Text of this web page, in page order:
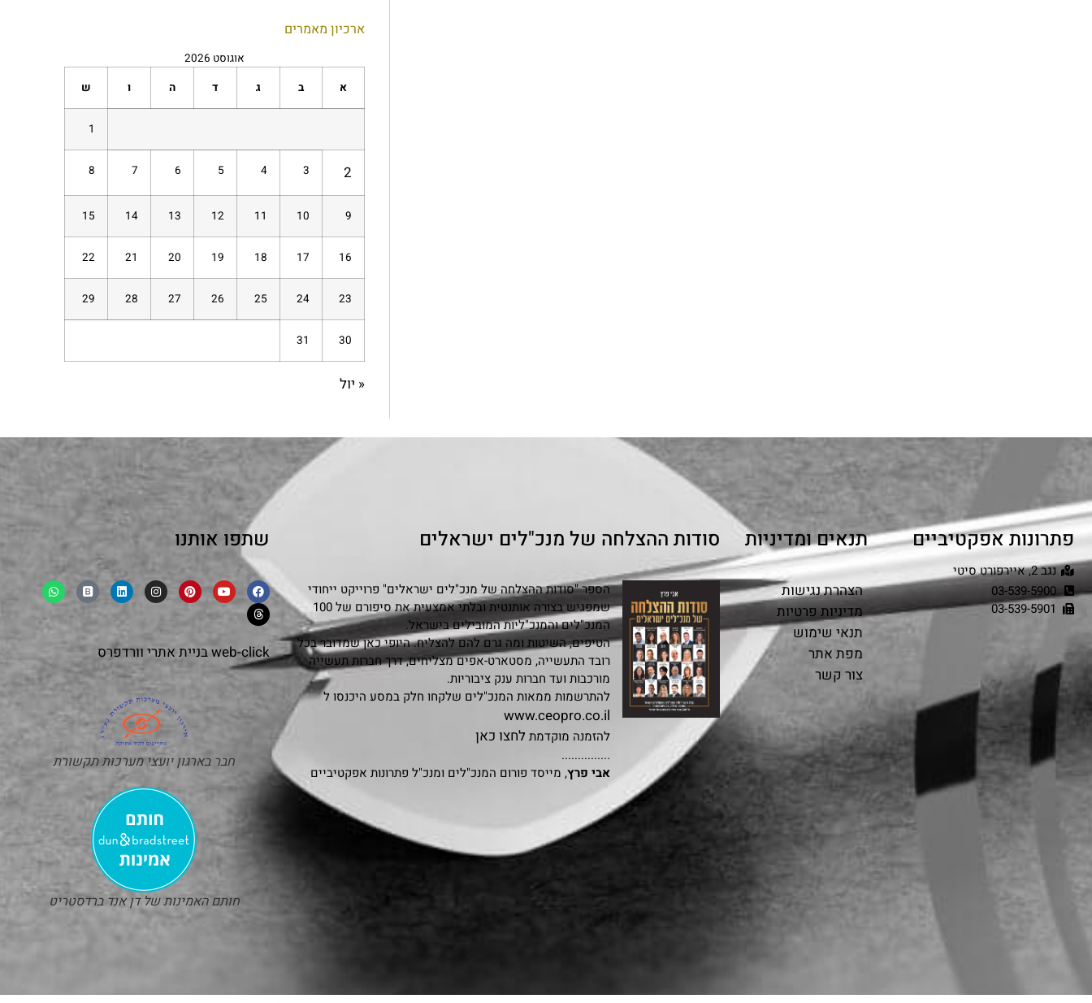
ארכיון מאמרים
אוגוסט 2026
א
ב ג ד ה ו ש
1
2
3
4
5
6
7
8
9
10
11
12
13
14
15
16
17
18
19
20
21
22
23
24
25
26
27
28
29
30
31
« יול
פתרונות אפקטיביים
נגב 2, איירפורט סיטי
03-539-5900
03-539-5901
תנאים ומדיניות
הצהרת נגישות
מדיניות פרטיות
תנאי שימוש
מפת אתר
צור קשר
סודות ההצלחה של מנכ"לים ישראלים
הספר "סודות ההצלחה של מנכ"לים ישראלים" פרוייקט ייחודי
שמפגיש בצורה אותנטית ובלתי אמצעית את סיפורם של 100
המנכ"לים והמנכ"ליות המובילים בישראל.
הטיפים, השיטות ומה גרם להם להצליח. היופי כאן שמדובר בכל
רובד התעשייה, מסטארט-אפים מצליחים, דרך חברות תעשייה
מורכבות ועד חברות ענק ציבוריות.
להתרשמות ממאות המנכ"לים שלקחו חלק במסע היכנסו ל
www.ceopro.co.il
להזמנה מוקדמת לחצו כאן
...............
אבי פרץ, מייסד פורום המנכ"לים ומנכ"ל פתרונות אפקטיביים
שתפו אותנו
web-clickבניית אתרי וורדפרס
חבר בארגון יועצי מערכות תקשורת
חותם האמינות של דן אנד ברדסטריט